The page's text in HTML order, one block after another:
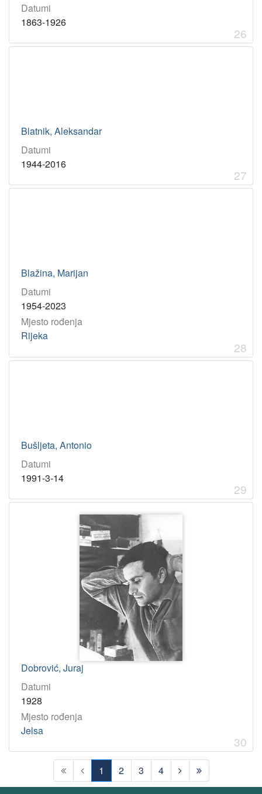
Datumi
1863-1926
26
Blatnik, Aleksandar
Datumi
1944-2016
27
Blažina, Marijan
Datumi
1954-2023
Mjesto rođenja
Rijeka
28
Bušljeta, Antonio
Datumi
1991-3-14
29
Dobrović, Juraj
Datumi
1928
Mjesto rođenja
Jelsa
30
1
(current)
2 3 4